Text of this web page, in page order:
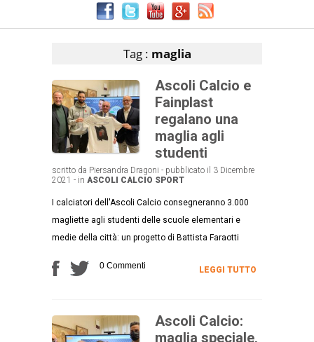
Tag : maglia
Ascoli Calcio e
Fainplast
regalano una
maglia agli
studenti
scritto da Piersandra Dragoni - pubblicato il 3 Dicembre
2021 - in ASCOLI CALCIO SPORT
I calciatori dell'Ascoli Calcio consegneranno 3.000
magliette agli studenti delle scuole elementari e
medie della città: un progetto di Battista Faraotti
0 Commenti LEGGI TUTTO
Ascoli Calcio:
maglia speciale,